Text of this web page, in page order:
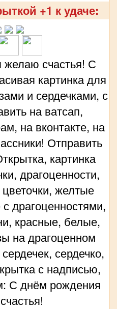
+1 к удаче:
счастья! С
картинка для
и сердечками, с
на ватсап,
на вконтакте, на
Отправить
картинка
драгоценности,
желтые
драгоценностями,
красные, белые,
на драгоценном
сердечко,
с надписью,
С днём рождения